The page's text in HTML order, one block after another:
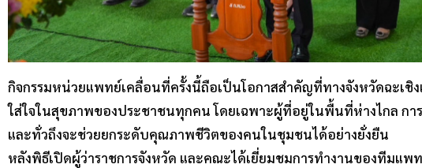
กิจกรรมหน่วยแพทย์เคลื่อนที่ครั้งนี้ถือเป็นโอกาสสำคัญที่ทางจังหวัดฉะเชิง
ใส่ใจในสุขภาพของประชาชนทุกคน โดยเฉพาะผู้ที่อยู่ในพื้นที่ห่างไกล กา
และทั่วถึงจะช่วยยกระดับคุณภาพชีวิตของคนในชุมชนได้อย่างยั่งยืน
หลังพิธีเปิดผู้ว่าราชการจังหวัด และคณะได้เยี่ยมชมการทำงานของทีมแ